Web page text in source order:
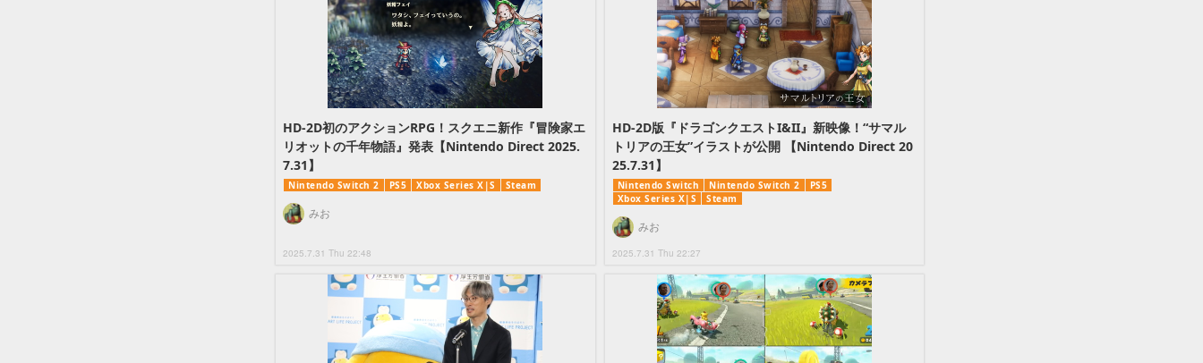
HD-2D初のアクションRPG！スクエニ新作『冒険家エ
リオットの千年物語』発表【Nintendo Direct 2025.
7.31】
Nintendo Switch 2 PS5 Xbox Series X|S Steam
2025.7.31 Thu 22:48
みお
HD-2D版『ドラゴンクエストI&II』新映像！“サマル
トリアの王女”イラストが公開 【Nintendo Direct 20
25.7.31】
Nintendo Switch Nintendo Switch 2
PS5
Xbox Series X|S
Steam
2025.7.31 Thu 22:27
みお